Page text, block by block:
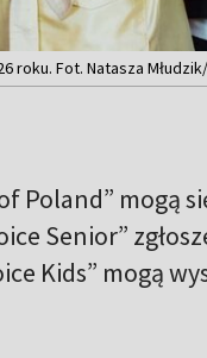
roku. Fot. Natasza
Poland” mogą
Senior”
Kids” mogą